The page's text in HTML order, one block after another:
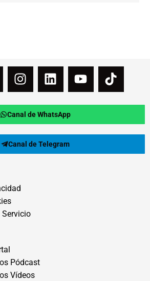
Canal de WhatsApp
Canal de Telegram
Pódcast
Vídeos